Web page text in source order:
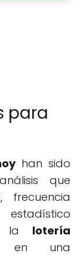
para
han sido
que
frecuencia
la lotería
en una